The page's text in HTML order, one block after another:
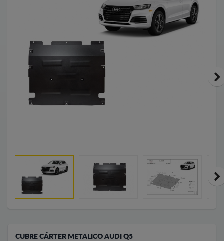
CUBRE CÁRTER METALICO AUDI Q5